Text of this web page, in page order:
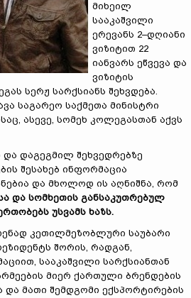
მიხეილ
სააკაშვილი
ერევანს 2–დღიანი
ვიზიტით 22
იანვარს ეწვევა და
ვიზიტის
სერჟ სარქსიანს შეხვდება.
საგარეო საქმეთა მინისტრი
ასევე, სომეხ კოლეგასთან აქვს
და დაგეგმილ შეხვედრებზე
შესახებ ინფორმაცია
და მხოლოდ ის აღნიშნა, რომ
და სომხეთის განსაკუთრებულ
უსვამს ხაზს.
კეთილმეზობლური საუბარი
შორის, რადგან,
სააკაშვილი სარქსიანთან
მიერ ქართული ბრენდების
და მათი შემდგომი ექსპორტირების